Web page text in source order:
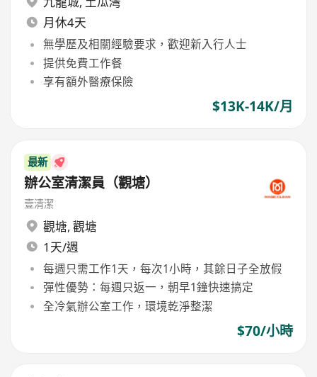
月休4天
無學歷及相關經驗要求，歡迎新入行人士
提供免費工作餐
享有額外醫療保險
$13K-14K/月
最新
辦公室清潔員（觀塘）
壹清潔
觀塘, 觀塘
1天/週
每週只需工作1天，每次1小時，其餘日子全放假
彈性優勢：每週只返一，朝早1鐘快速搞定
全冷氣辦公室工作，環境乾淨整潔
$70/小時